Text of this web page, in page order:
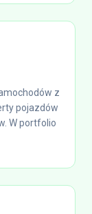
z
pojazdów
W portfolio